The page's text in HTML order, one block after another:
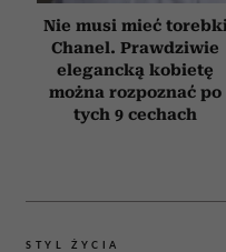
Nie musi mieć torebki
Chanel. Prawdziwie
elegancką kobietę
można rozpoznać po
tych 9 cechach
STYL ŻYCIA